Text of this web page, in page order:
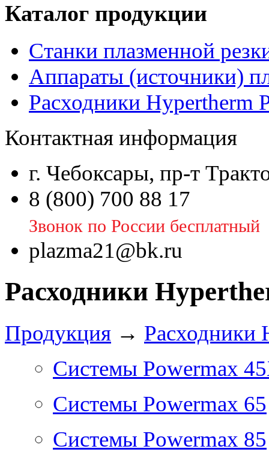
Каталог продукции
Станки плазменной
Аппараты (источники)
Расходники Hypertherm
Контактная информация
г. Чебоксары, пр-т
8 (800) 700 88 17
Звонок по России бесплатный
plazma21@bk.ru
Расходники
Продукция → Расходники
Системы Powermax
Системы Powermax 65
Системы Powermax 85